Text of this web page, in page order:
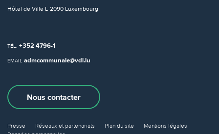
Hôtel de Ville L-2090 Luxembourg
TÉL. +352 4796-1
EMAIL admcommunale@vdl.lu
Nous contacter
Presse Réseaux et partenariats Plan du site
Mentions légales